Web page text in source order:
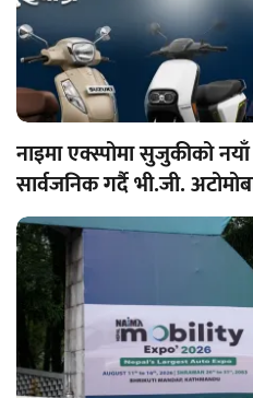
नाइमा एक्स्पोमा सुजुकीको
सार्वजनिक गर्दै भी.जी.